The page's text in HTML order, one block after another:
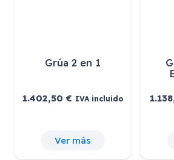
Grúa Eléctrica
Ver más